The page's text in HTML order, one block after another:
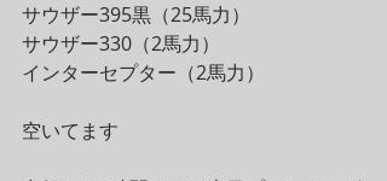
サウザー395黒（25馬力）
サウザー330（2馬力）
インターセプター（2馬力）
空いてます